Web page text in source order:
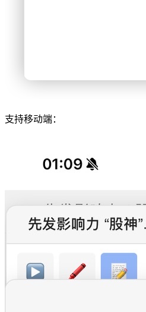
支持移动端：